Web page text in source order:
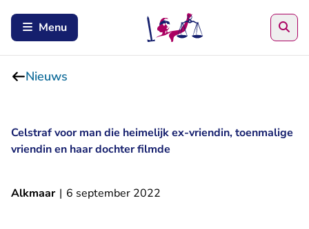
Menu
Nieuws
Celstraf voor man die heimelijk ex-vriendin, toenmalige
vriendin en haar dochter filmde
Alkmaar | 6 september 2022